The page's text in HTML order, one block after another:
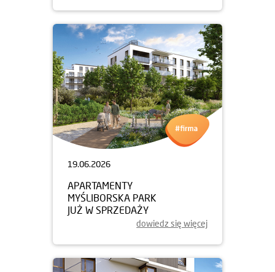
19.06.2026
APARTAMENTY
MYŚLIBORSKA PARK
JUŻ W SPRZEDAŻY
dowiedz się więcej